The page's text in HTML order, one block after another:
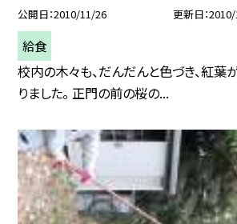
公開日 2010/11/26 更新日
給食
校内の木々も、だんだんと色づき、紅葉
りました。 正門の前の桜の...